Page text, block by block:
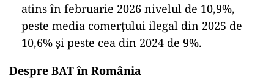
atins în februarie 2026 nivelul de 10,9%,
peste media comerțului ilegal din 2025 de
10,6% și peste cea din 2024 de 9%.
Despre BAT în România